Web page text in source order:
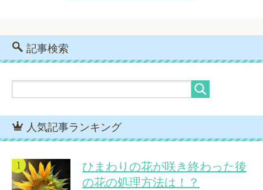
記事検索
人気記事ランキング
ひまわりの花が咲き終わった後
の花の処理方法は！？